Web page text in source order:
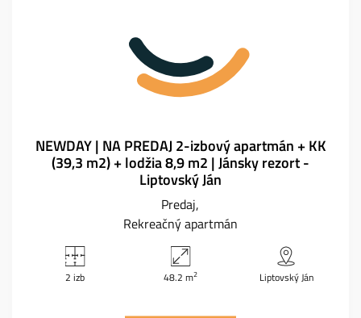
NEWDAY | NA PREDAJ 2-izbový apartmán + KK
(39,3 m2) + lodžia 8,9 m2 | Jánsky rezort -
Liptovský Ján
Predaj
Rekreačný apartmán
2 izb 48.2 m2 Liptovský Ján